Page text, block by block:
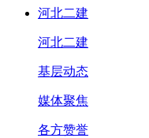
河北二建
河北二建
基层动态
媒体聚焦
各方赞誉